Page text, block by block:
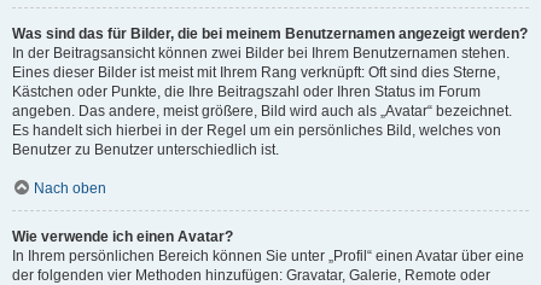
Was sind das für Bilder, die bei meinem Benutzernamen angezeigt werden?
In der Beitragsansicht können zwei Bilder bei Ihrem Benutzernamen stehen.
Eines dieser Bilder ist meist mit Ihrem Rang verknüpft: Oft sind dies Sterne,
Kästchen oder Punkte, die Ihre Beitragszahl oder Ihren Status im Forum
angeben. Das andere, meist größere, Bild wird auch als „Avatar“ bezeichnet.
Es handelt sich hierbei in der Regel um ein persönliches Bild, welches von
Benutzer zu Benutzer unterschiedlich ist.
Nach oben
Wie verwende ich einen Avatar?
In Ihrem persönlichen Bereich können Sie unter „Profil“ einen Avatar über eine
der folgenden vier Methoden hinzufügen: Gravatar, Galerie, Remote oder